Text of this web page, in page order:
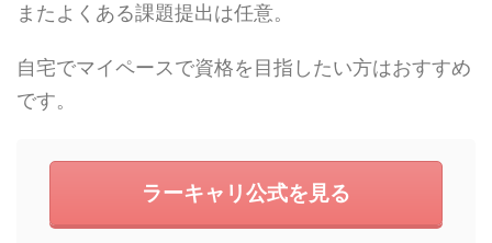
またよくある課題提出は任意。
自宅でマイペースで資格を目指したい方はおすすめ
です。
ラーキャリ公式を見る